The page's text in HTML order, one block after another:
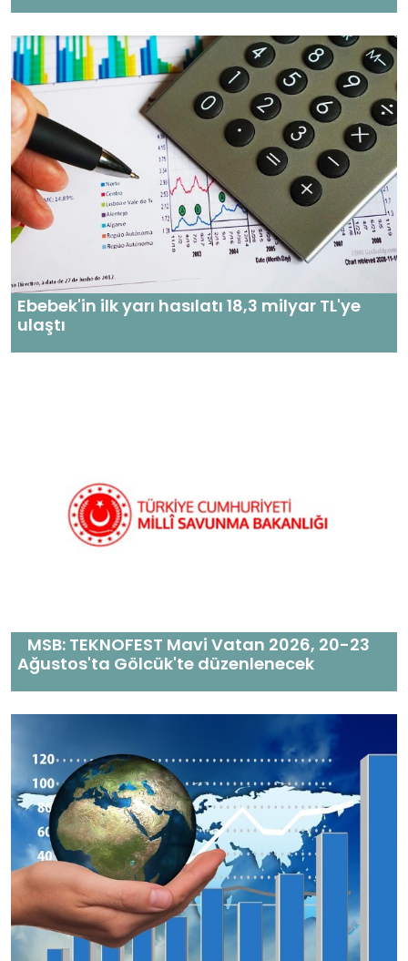
Ebebek'in ilk yarı hasılatı 18,3 milyar TL'ye
ulaştı
MSB: TEKNOFEST Mavi Vatan 2026, 20-23
Ağustos'ta Gölcük'te düzenlenecek